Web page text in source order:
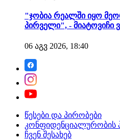
"ჯობია რეალში იყო
პირველი", - მიატოვიჩი
06 აგვ 2026, 18:40
წესები და პირობები
კონფიდენციალურობის
ჩვენ შესახებ